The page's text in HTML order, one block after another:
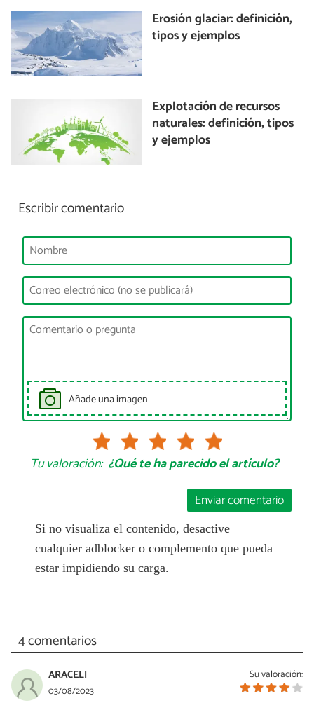
Erosión glaciar: definición,
tipos y ejemplos
Explotación de recursos
naturales: definición, tipos
y ejemplos
Escribir comentario
Añade una imagen
Tu valoración: ¿Qué te ha parecido el artículo?
Enviar comentario
Si no visualiza el contenido, desactive
cualquier adblocker o complemento que pueda
estar impidiendo su carga.
4 comentarios
Su valoración:
ARACELI
03/08/2023